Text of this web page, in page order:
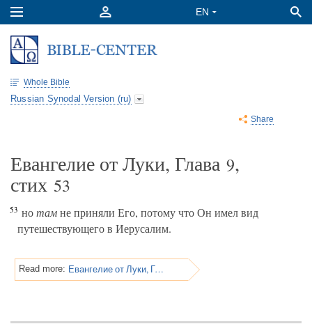
Whole Bible
Russian Synodal Version (ru)
Share
Евангелие от Луки, Глава 9,
стих 53
53 нотамне приняли Его, потому что Он имел вид
путешествующего в Иерусалим.
Read more: Евангелие от Луки, Глава 9